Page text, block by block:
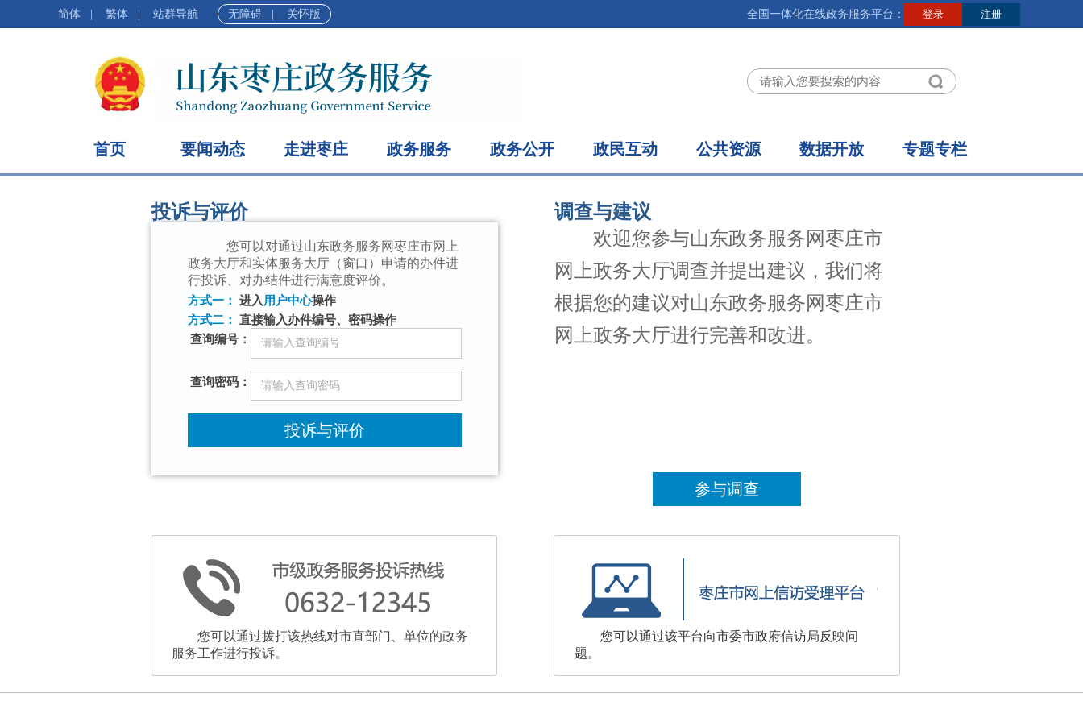
简体 繁体 站群导航 无障碍 关怀版 全国一体化在线政务服务平台：
首页 要闻动态 走进枣庄 政务服务 政务公开 政民互动 公共资源 数据开放 专题专栏
投诉与评价
您可以对通过山东政务服务网枣庄市网上
政务大厅和实体服务大厅（窗口）申请的办件进
行投诉、对办结件进行满意度评价。
方式一： 进入 用户中心操作
方式二：
直接输入办件编号、密码操作
查询编号：
查询密码：
投诉与评价
调查与建议
欢迎您参与山东政务服务网枣庄市
网上政务大厅调查并提出建议，我们将
根据您的建议对山东政务服务网枣庄市
网上政务大厅进行完善和改进。
参与调查
您可以通过拨打该热线对市直部门、单位的政务
服务工作进行投诉。
您可以通过该平台向市委市政府信访局反映问
题。